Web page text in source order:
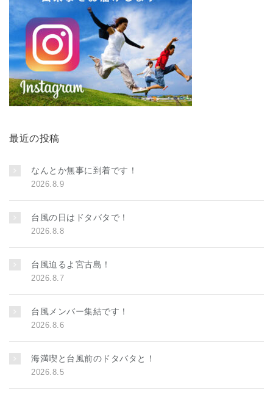
最近の投稿
なんとか無事に到着です！
2026.8.9
台風の日はドタバタで！
2026.8.8
台風迫るよ宮古島！
2026.8.7
台風メンバー集結です！
2026.8.6
海満喫と台風前のドタバタと！
2026.8.5